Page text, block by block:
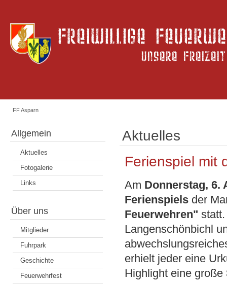
FF Asparn
Allgemein
Aktuelles
Fotogalerie
Links
Über uns
Mitglieder
Fuhrpark
Geschichte
Feuerwehrfest
Aktuelles
Ferienspiel mit
Am Donnerstag, 6.
Ferienspiels der
Feuerwehren"
Langenschönbichl
erhielt jeder eine
Highlight eine große